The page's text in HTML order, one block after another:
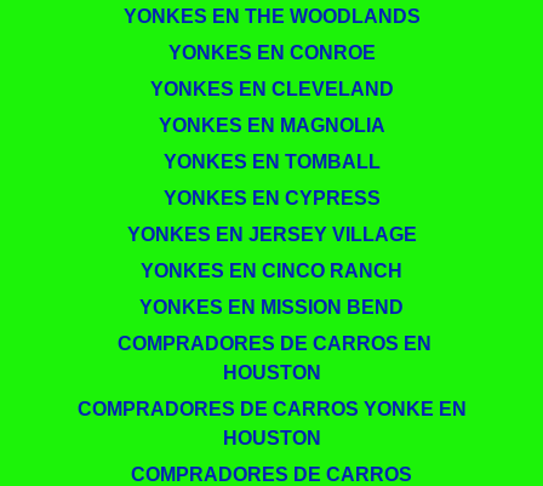
YONKES EN THE WOODLANDS
YONKES EN CONROE
YONKES EN CLEVELAND
YONKES EN MAGNOLIA
YONKES EN TOMBALL
YONKES EN CYPRESS
YONKES EN JERSEY VILLAGE
YONKES EN CINCO RANCH
YONKES EN MISSION BEND
​​ COMPRADORES DE CARROS EN
HOUSTON
COMPRADORES DE CARROS YONKE EN
HOUSTON
COMPRADORES DE CARROS